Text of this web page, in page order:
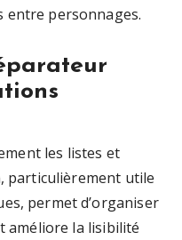
entre personnages.
les listes et
particulièrement utile
permet d’organiser
améliore la lisibilité